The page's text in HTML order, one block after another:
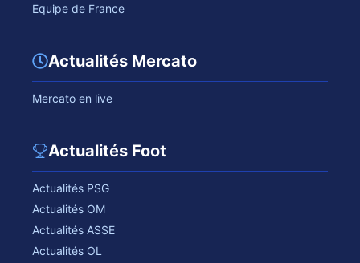
Equipe de France
Actualités Mercato
Mercato en live
Actualités Foot
Actualités PSG
Actualités OM
Actualités ASSE
Actualités OL